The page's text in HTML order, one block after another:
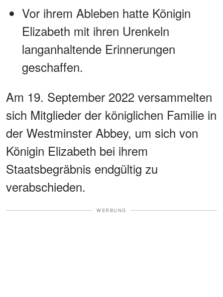
Vor ihrem Ableben hatte Königin
Elizabeth mit ihren Urenkeln
langanhaltende Erinnerungen
geschaffen.
Am 19. September 2022 versammelten
sich Mitglieder der königlichen Familie in
der Westminster Abbey, um sich von
Königin Elizabeth bei ihrem
Staatsbegräbnis endgültig zu
verabschieden.
WERBUNG